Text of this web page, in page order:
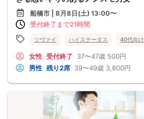
船橋市 | 8月8日(土) 13:00〜
受付終了まで21時間
ツヴァイ ハイステータス 40代向け
女性 受付終了 37〜47歳 500円
男性 残り2席 39〜49歳 3,800円